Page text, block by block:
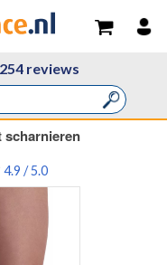
reviews
scharnieren
4.9 / 5.0